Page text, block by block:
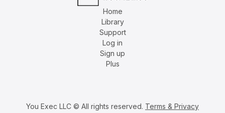
Home
Library
Support
Log in
Sign up
Plus
You Exec LLC © All rights reserved. Terms & Privacy